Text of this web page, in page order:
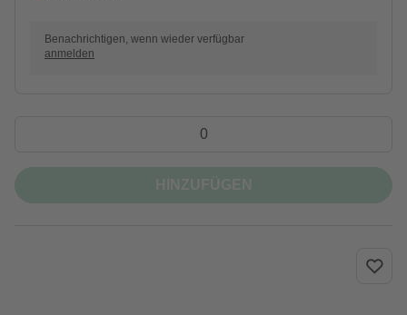
Benachrichtigen, wenn wieder verfügbar
anmelden